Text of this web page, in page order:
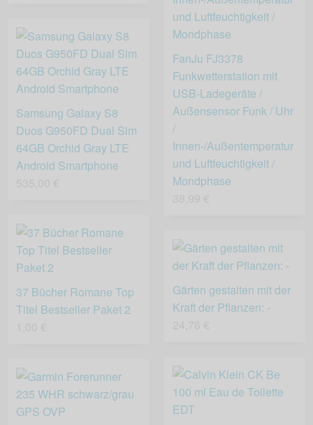
FanJu FJ3378
Funkwetterstation mit
USB-Ladegeräte /
Außensensor Funk / Uhr
/
Innen-/Außentemperatur
und Luftfeuchtigkeit /
Mondphase
Samsung Galaxy S8
Duos G950FD Dual Sim
64GB Orchid Gray LTE
Android Smartphone
37 Bücher Romane Top
Titel Bestseller Paket 2
Gärten gestalten mit der
Kraft der Pflanzen: -